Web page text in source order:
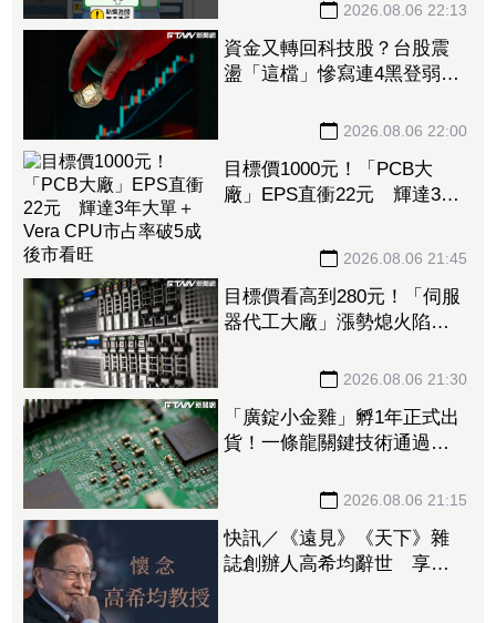
2026.08.06 22:13
資金又轉回科技股？台股震
盪「這檔」慘寫連4黑登弱勢
2026.08.06 22:00
目標價1000元！「PCB大
廠」EPS直衝22元 輝達3年
2026.08.06 21:45
目標價看高到280元！「伺服
器代工大廠」漲勢熄火陷連2
張、抽回21億元2026.08.06 21:30
「廣錠小金雞」孵1年正式出
貨！一條龍關鍵技術通過驗
2026.08.06 21:15
快訊／《遠見》《天下》雜
誌創辦人高希均辭世 享耆